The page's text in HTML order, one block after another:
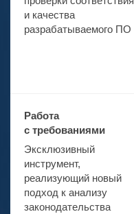
и качества
разрабатываемого ПО
Работа
с требованиями
Эксклюзивный
инструмент,
реализующий новый
подход к анализу
законодательства